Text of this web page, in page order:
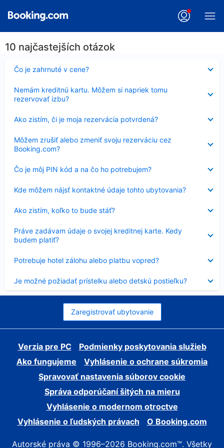
10 najčastejších otázok
Čo je zahrnuté v cene?
Nezobrazuje
sa
Nemám kreditnú kartu. Môžem si napriek tomu
rezervovať izbu?
sa
Ako zistím, či je moja rezervácia potvrdená?
sa
Môžem zrušiť alebo zmeniť svoju rezerváciu cez
Booking.com?
sa
Čo je môj PIN kód a na čo ho potrebujem?
Nezobrazuje
sa
Kde môžem nájsť kontaktné údaje tohto ubytovania?
sa
Ako zistím, koľko to bude stáť?
sa
Práve zadávam údaje o svojej kreditnej karte. Kedy
budem platiť?
sa
Potrebuje hotel zálohu alebo platbu vopred?
sa
Je možné požiadať prístelku alebo detskú postieľku?
sa
Zaregistrovať ubytovanie
Verzia pre PC
Podmienky poskytovania služieb
Ako fungujeme
Vyhlásenie o ochrane súkromia
Spravovať nastavenia súborov cookie
Správa odporúčaní šitých na mieru
Vyhlásenie o modernom otroctve
Vyhlásenie o ľudských právach
O Booking.com
Autorské práva © 1996–2026 Booking.com™. Všetky